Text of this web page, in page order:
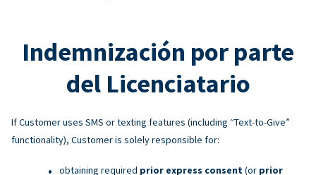
Indemnización por parte
del Licenciatario
If Customer uses SMS or texting features (including “Text-to-Give”
functionality), Customer is solely responsible for:
obtaining required prior express consent (or prior